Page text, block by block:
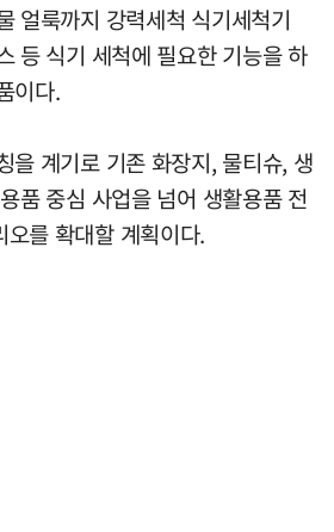
얼룩까지 강력세척 식기세척기
등 식기 세척에 필요한 기능을 하
이다.
을 계기로 기존 화장지, 물티슈, 생
품 중심 사업을 넘어 생활용품 전
를 확대할 계획이다.